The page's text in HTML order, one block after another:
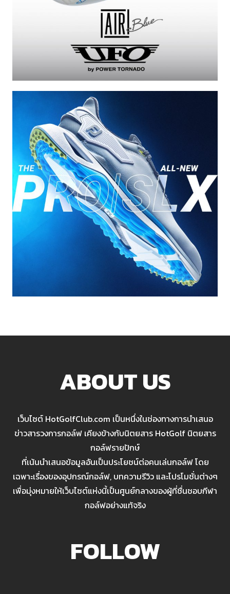
ABOUT US
เว็บไซต์ HotGolfClub.com เป็นหนึ่งในช่องทางการนำเสนอ
ข่าวสารวงการกอล์ฟ เคียงข้างกับนิตยสาร HotGolf นิตยสาร
กอล์ฟรายปักษ์
ที่เน้นนำเสนอข้อมูลอันเป็นประโยชน์ต่อคนเล่นกอล์ฟ โดย
เฉพาะเรื่องของอุปกรณ์กอล์ฟ, บทความรีวิว และโปรโมชั่นต่างๆ
เพื่อมุ่งหมายให้เว็บไซต์แห่งนี้เป็นศูนย์กลางของผู้ที่ชื่นชอบกีฬา
กอล์ฟอย่างแท้จริง
FOLLOW